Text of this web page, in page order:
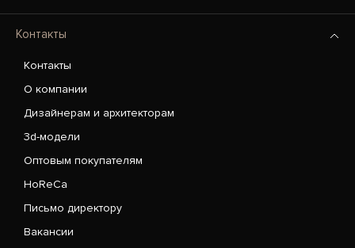
Контакты
Контакты
О компании
Дизайнерам и архитекторам
3d-модели
Оптовым покупателям
HoReCa
Письмо директору
Вакансии